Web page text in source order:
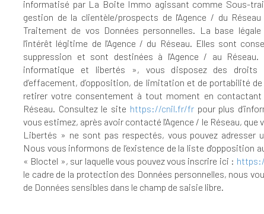
informatisé par La Boite Immo agissant comme Sous-
gestion de la clientèle/prospects de l'Agence / du
Traitement de vos Données personnelles. La base
l'intérêt légitime de l'Agence / du Réseau. Elles sont
suppression et sont destinées à l'Agence / au
informatique et libertés », vous disposez des droits
d’effacement, d’opposition, de limitation et de portabilité
retirer votre consentement à tout moment en contactant
Réseau. Consultez le site https://cnil.fr/frpour plus
vous estimez, après avoir contacté l'Agence / le Réseau,
Libertés » ne sont pas respectés, vous pouvez adresser
Nous vous informons de l’existence de la liste d'opposition
« Bloctel », sur laquelle vous pouvez vous inscrire ici :
le cadre de la protection des Données personnelles, nous
de Données sensibles dans le champ de saisie libre.